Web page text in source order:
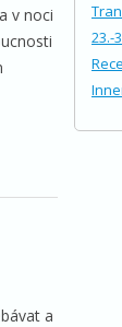
v noci
a
23.-